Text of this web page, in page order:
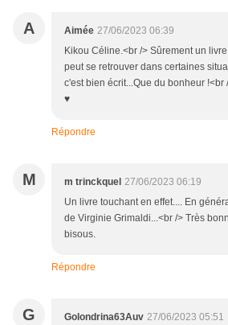
A Aimée 27/06/2023 06:39
Kikou Céline.<br /> Sûrement un
peut se retrouver dans certaines
c'est bien écrit...Que du bonheur
♥
Répondre
M m trinckquel 27/06/2023 06:19
Un livre touchant en effet.... En
de Virginie Grimaldi...<br /> Très
bisous.
Répondre
G Golondrina63Auv 27/06/2023 05:51